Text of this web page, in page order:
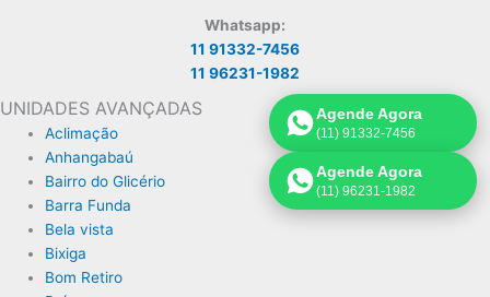
Whatsapp:
11 91332-7456
11 96231-1982
UNIDADES AVANÇADAS
Aclimação
Anhangabaú
Bairro do Glicério
Barra Funda
Bela vista
Bixiga
Bom Retiro
Agende Agora
(11) 91332-7456
Agende Agora
(11) 96231-1982